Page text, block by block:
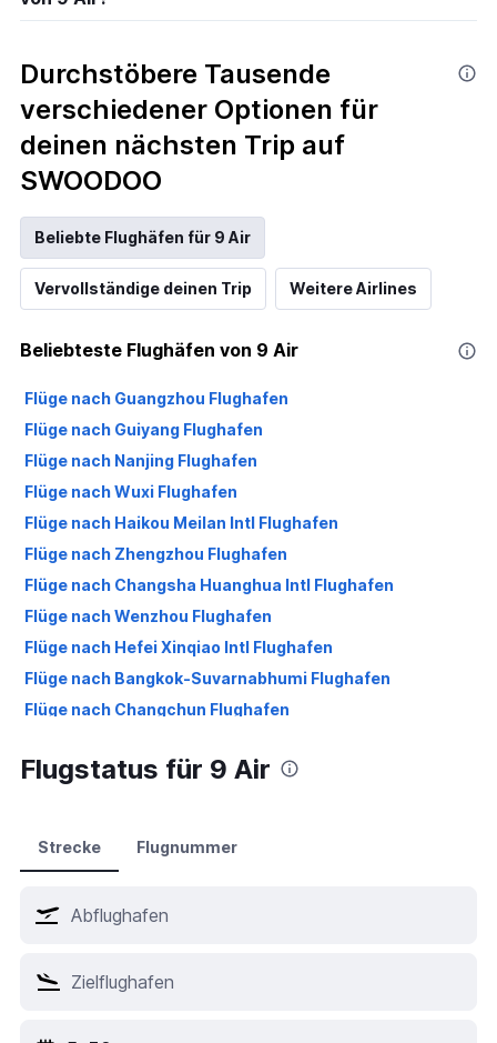
Durchstöbere Tausende
verschiedener Optionen für
deinen nächsten Trip auf
SWOODOO
Beliebte Flughäfen für 9 Air
Vervollständige deinen Trip Weitere Airlines
Beliebteste Flughäfen von 9 Air
Flüge nach Guangzhou Flughafen
Flüge nach Guiyang Flughafen
Flüge nach Nanjing Flughafen
Flüge nach Wuxi Flughafen
Flüge nach Haikou Meilan Intl Flughafen
Flüge nach Zhengzhou Flughafen
Flüge nach Changsha Huanghua Intl Flughafen
Flüge nach Wenzhou Flughafen
Flüge nach Hefei Xinqiao Intl Flughafen
Flüge nach Bangkok-Suvarnabhumi Flughafen
Flüge nach Changchun Flughafen
Flugstatus für 9 Air
Strecke Flugnummer